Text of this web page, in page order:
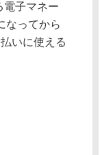
子マネー
なってから
いに使える